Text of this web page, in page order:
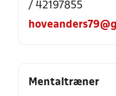
/ 42197855
Mentaltræner